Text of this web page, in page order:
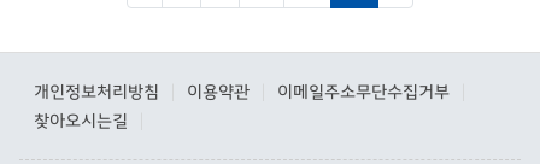
개인정보처리방침 이용약관 이메일주소무단수집거부
찾아오시는길